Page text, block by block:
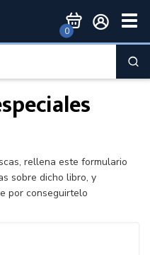
0
rellena este formulario
sobre dicho libro, y
por conseguirtelo